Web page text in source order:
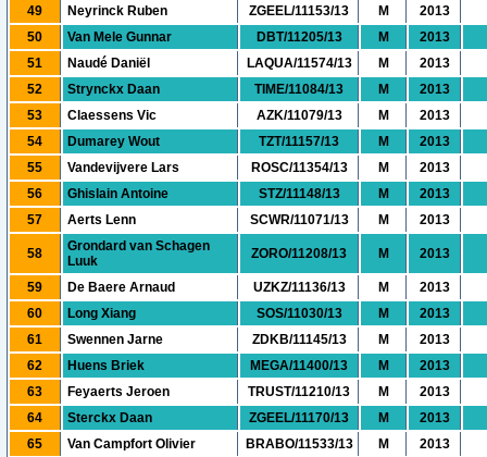
49
Neyrinck Ruben ZGEEL/11153/13 M
2013
50
Van Mele Gunnar DBT/11205/13 M
2013
51
Naudé Daniël LAQUA/11574/13 M
2013
52
Strynckx Daan TIME/11084/13 M
2013
53
Claessens Vic AZK/11079/13 M
2013
54
Dumarey Wout TZT/11157/13 M
2013
55
Vandevijvere Lars ROSC/11354/13 M
2013
56
Ghislain Antoine STZ/11148/13 M
2013
57
Aerts Lenn SCWR/11071/13 M 2013
58
Grondard van Schagen
Luuk
ZORO/11208/13 M 2013
59 De Baere Arnaud UZKZ/11136/13 M
2013
60
Long Xiang SOS/11030/13 M
2013
61
Swennen Jarne ZDKB/11145/13 M
2013
62
Huens Briek MEGA/11400/13 M
2013
63
Feyaerts Jeroen TRUST/11210/13 M
2013
64
Sterckx Daan ZGEEL/11170/13 M
2013
65
Van Campfort Olivier BRABO/11533/13 M
2013